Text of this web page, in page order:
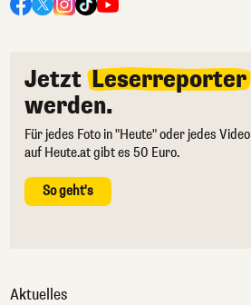
Jetzt Leserreporter
werden.
Für jedes Foto in "Heute" oder jedes Video
auf Heute.at gibt es 50 Euro.
So geht's
Aktuelles